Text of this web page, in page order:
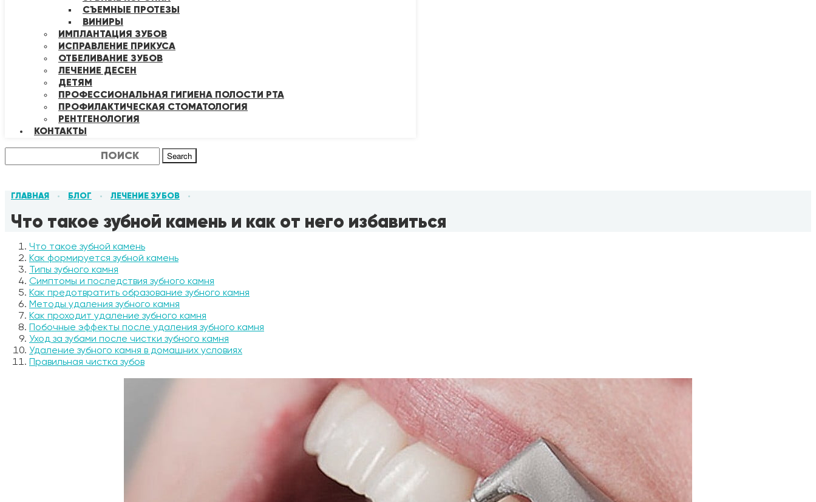
СЪЕМНЫЕ ПРОТЕЗЫ
ВИНИРЫ
ИМПЛАНТАЦИЯ ЗУБОВ
ИСПРАВЛЕНИЕ ПРИКУСА
ОТБЕЛИВАНИЕ ЗУБОВ
ЛЕЧЕНИЕ ДЕСЕН
ДЕТЯМ
ПРОФЕССИОНАЛЬНАЯ ГИГИЕНА ПОЛОСТИ РТА
ПРОФИЛАКТИЧЕСКАЯ СТОМАТОЛОГИЯ
РЕНТГЕНОЛОГИЯ
КОНТАКТЫ
Search
ГЛАВНАЯ • БЛОГ • ЛЕЧЕНИЕ ЗУБОВ •
Что такое зубной камень и как от него избавиться
Что такое зубной камень
Как формируется зубной камень
Типы зубного камня
Симптомы и последствия зубного камня
Как предотвратить образование зубного камня
Методы удаления зубного камня
Как проходит удаление зубного камня
Побочные эффекты после удаления зубного камня
Уход за зубами после чистки зубного камня
Удаление зубного камня в домашних условиях
Правильная чистка зубов